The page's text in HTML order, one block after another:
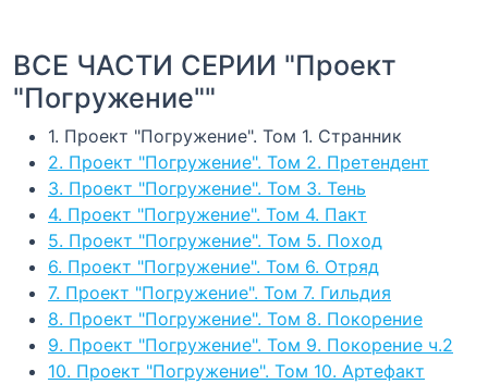
ВСЕ ЧАСТИ СЕРИИ "Проект
"Погружение""
1. Проект "Погружение". Том 1. Странник
2. Проект "Погружение". Том 2. Претендент
3. Проект "Погружение". Том 3. Тень
4. Проект "Погружение". Том 4. Пакт
5. Проект "Погружение". Том 5. Поход
6. Проект "Погружение". Том 6. Отряд
7. Проект "Погружение". Том 7. Гильдия
8. Проект "Погружение". Том 8. Покорение
9. Проект "Погружение". Том 9. Покорение ч.2
10. Проект "Погружение". Том 10. Артефакт